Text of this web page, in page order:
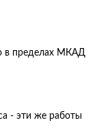
в пределах МКАД
- эти же работы